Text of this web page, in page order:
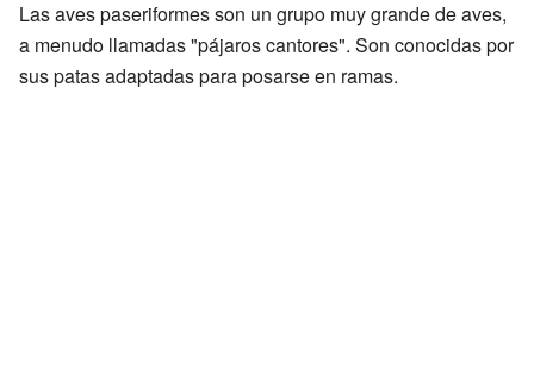
Las aves paseriformes son un grupo muy grande de aves,
a menudo llamadas "pájaros cantores". Son conocidas por
sus patas adaptadas para posarse en ramas.